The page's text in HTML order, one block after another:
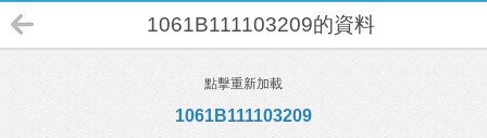
1061B111103209的資料
點擊重新加載
1061B111103209